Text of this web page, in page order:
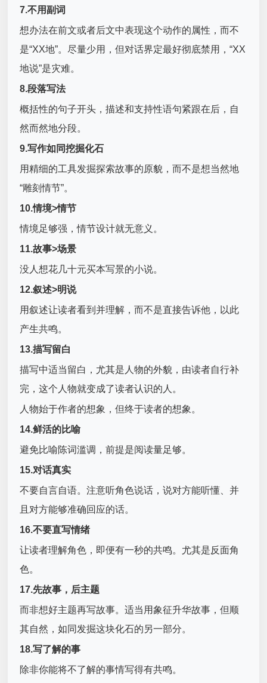
7.不用副词
想办法在前文或者后文中表现这个动作的属性，而不
是“XX地”。尽量少用，但对话界定最好彻底禁用，“XX
地说”是灾难。
8.段落写法
概括性的句子开头，描述和支持性语句紧跟在后，自
然而然地分段。
9.写作如同挖掘化石
用精细的工具发掘探索故事的原貌，而不是想当然地
“雕刻情节”。
10.情境>情节
情境足够强，情节设计就无意义。
11.故事>场景
没人想花几十元买本写景的小说。
12.叙述>明说
用叙述让读者看到并理解，而不是直接告诉他，以此
产生共鸣。
13.描写留白
描写中适当留白，尤其是人物的外貌，由读者自行补
完，这个人物就变成了读者认识的人。
人物始于作者的想象，但终于读者的想象。
14.鲜活的比喻
避免比喻陈词滥调，前提是阅读量足够。
15.对话真实
不要自言自语。注意听角色说话，说对方能听懂、并
且对方能够准确回应的话。
16.不要直写情绪
让读者理解角色，即便有一秒的共鸣。尤其是反面角
色。
17.先故事，后主题
而非想好主题再写故事。适当用象征升华故事，但顺
其自然，如同发掘这块化石的另一部分。
18.写了解的事
除非你能将不了解的事情写得有共鸣。